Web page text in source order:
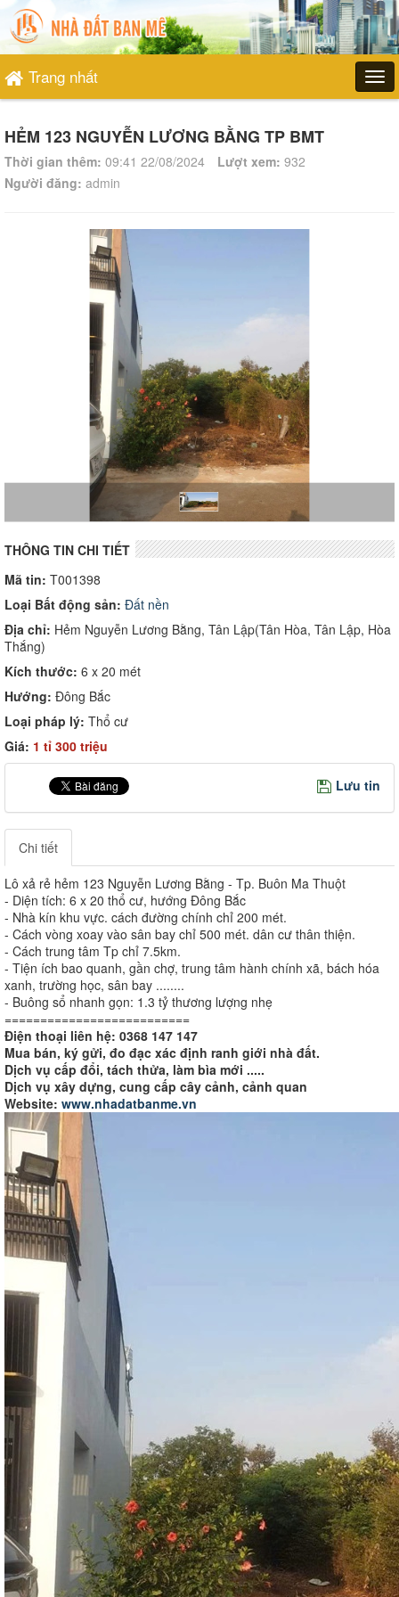
Trang nhất
HẺM 123 NGUYỄN LƯƠNG BẰNG TP BMT
Thời gian thêm: 09:41 22/08/2024 Lượt xem: 932
Người đăng: admin
THÔNG TIN CHI TIẾT
Mã tin: T001398
Loại Bất động sản: Đất nền
Địa chỉ: Hẻm Nguyễn Lương Bằng, Tân Lập(Tân Hòa, Tân Lập, Hòa
Thắng)
Kích thước: 6 x 20 mét
Hướng: Đông Bắc
Loại pháp lý: Thổ cư
Giá: 1 tỉ 300 triệu
Lưu tin
Chi tiết
Lô xả rẻ hẻm 123 Nguyễn Lương Bằng - Tp. Buôn Ma Thuột
- Diện tích: 6 x 20 thổ cư, hướng Đông Bắc
- Nhà kín khu vực. cách đường chính chỉ 200 mét.
- Cách vòng xoay vào sân bay chỉ 500 mét. dân cư thân thiện.
- Cách trung tâm Tp chỉ 7.5km.
- Tiện ích bao quanh, gần chợ, trung tâm hành chính xã, bách hóa
xanh, trường học, sân bay ........
- Buông sổ nhanh gọn: 1.3 tỷ thương lượng nhẹ
==========================
Điện thoại liên hệ: 0368 147 147
Mua bán, ký gửi, đo đạc xác định ranh giới nhà đất.
Dịch vụ cấp đổi, tách thửa, làm bìa mới .....
Dịch vụ xây dựng, cung cấp cây cảnh, cảnh quan
Website: www.nhadatbanme.vn